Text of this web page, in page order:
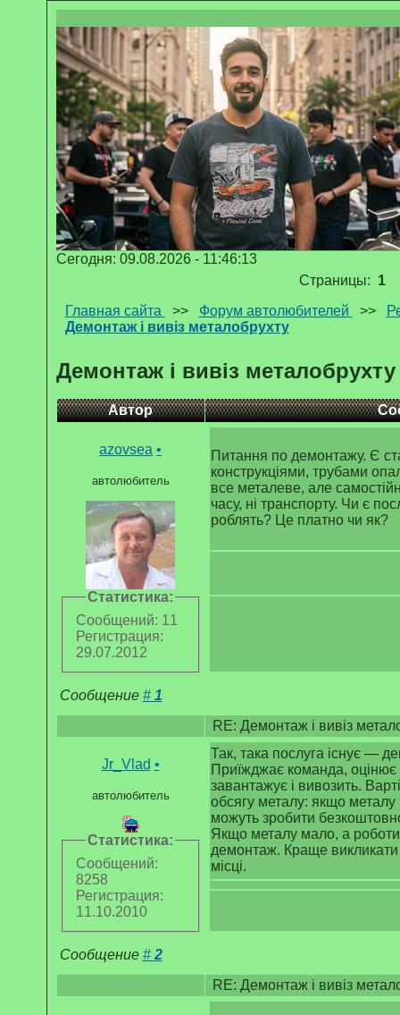
Сегодня: 09.08.2026 - 11:46:13
Страницы: 1
Главная сайта
>> Форум автолюбителей >>
Демонтаж і вивіз металобрухту
Демонтаж і вивіз металобрухту
Автор
azovsea •
автолюбитель
Статистика:
Сообщений: 11
Регистрация:
29.07.2012
Питання по демонтажу. Є
конструкціями, трубами
все металеве, але
часу, ні транспорту. Чи є
роблять? Це платно чи як?
Сообщение # 1
RE: Демонтаж і вивіз
Jr_Vlad •
автолюбитель
Статистика:
Сообщений:
8258
Регистрация:
11.10.2010
Так, така послуга існує —
Приїжджає команда, оцінює
завантажує і вивозить.
обсягу металу: якщо металу
можуть зробити
Якщо металу мало, а
демонтаж. Краще
місці.
Сообщение # 2
RE: Демонтаж і вивіз